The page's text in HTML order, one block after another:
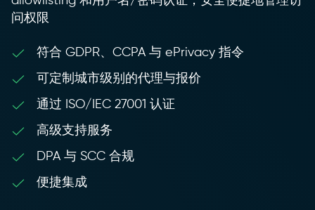
问权限
符合 GDPR、CCPA 与 ePrivacy 指令
可定制城市级别的代理与报价
通过 ISO/IEC 27001 认证
高级支持服务
DPA 与 SCC 合规
便捷集成